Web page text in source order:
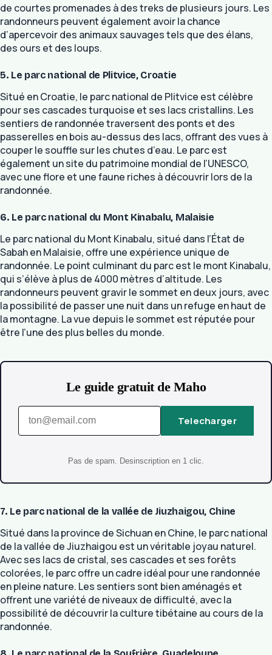
de courtes promenades à des treks de plusieurs jours. Les
randonneurs peuvent également avoir la chance
d’apercevoir des animaux sauvages tels que des élans,
des ours et des loups.
5. Le parc national de Plitvice, Croatie
Situé en Croatie, le parc national de Plitvice est célèbre
pour ses cascades turquoise et ses lacs cristallins. Les
sentiers de randonnée traversent des ponts et des
passerelles en bois au-dessus des lacs, offrant des vues à
couper le souffle sur les chutes d’eau. Le parc est
également un site du patrimoine mondial de l’UNESCO,
avec une flore et une faune riches à découvrir lors de la
randonnée.
6. Le parc national du Mont Kinabalu, Malaisie
Le parc national du Mont Kinabalu, situé dans l’État de
Sabah en Malaisie, offre une expérience unique de
randonnée. Le point culminant du parc est le mont Kinabalu,
qui s’élève à plus de 4000 mètres d’altitude. Les
randonneurs peuvent gravir le sommet en deux jours, avec
la possibilité de passer une nuit dans un refuge en haut de
la montagne. La vue depuis le sommet est réputée pour
être l’une des plus belles du monde.
Le guide gratuit de Maho
Telecharger
Pas de spam. Desinscription en 1 clic.
7. Le parc national de la vallée de Jiuzhaigou, Chine
Situé dans la province de Sichuan en Chine, le parc national
de la vallée de Jiuzhaigou est un véritable joyau naturel.
Avec ses lacs de cristal, ses cascades et ses forêts
colorées, le parc offre un cadre idéal pour une randonnée
en pleine nature. Les sentiers sont bien aménagés et
offrent une variété de niveaux de difficulté, avec la
possibilité de découvrir la culture tibétaine au cours de la
randonnée.